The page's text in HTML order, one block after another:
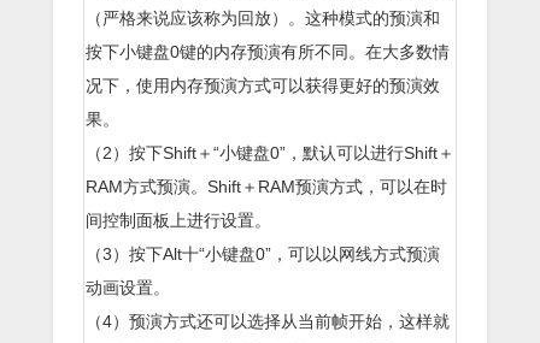
（严格来说应该称为回放）。这种模式的预演和
按下小键盘0键的内存预演有所不同。在大多数情
况下，使用内存预演方式可以获得更好的预演效
果。
（2）按下Shift＋“小键盘0”，默认可以进行Shift＋
RAM方式预演。Shift＋RAM预演方式，可以在时
间控制面板上进行设置。
（3）按下Alt十“小键盘0”，可以以网线方式预演
动画设置。
（4）预演方式还可以选择从当前帧开始，这样就